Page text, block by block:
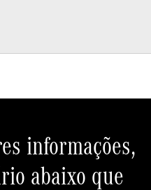
informações,
abaixo que